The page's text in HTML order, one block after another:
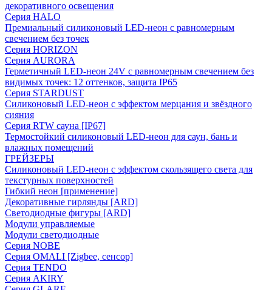
декоративного освещения
Серия HALO
Премиальный силиконовый LED-неон с равномерным
свечением без точек
Серия HORIZON
Серия AURORA
Герметичный LED-неон 24V с равномерным свечением без
видимых точек: 12 оттенков, защита IP65
Серия STARDUST
Силиконовый LED-неон с эффектом мерцания и звёздного
сияния
Серия RTW сауна [IP67]
Термостойкий силиконовый LED-неон для саун, бань и
влажных помещений
ГРЕЙЗЕРЫ
Силиконовый LED-неон с эффектом скользящего света для
текстурных поверхностей
Гибкий неон [применение]
Декоративные гирлянды [ARD]
Светодиодные фигуры [ARD]
Модули управляемые
Модули светодиодные
Серия NOBE
Серия OMALI [Zigbee, сенсор]
Серия TENDO
Серия AKIRY